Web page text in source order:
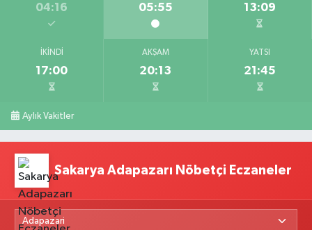
04:16 05:55 13:09
İKINDI
17:00
AKŞAM
20:13
YATSI
21:45
Aylık Vakitler
Sakarya Adapazarı Nöbetçi Eczaneler